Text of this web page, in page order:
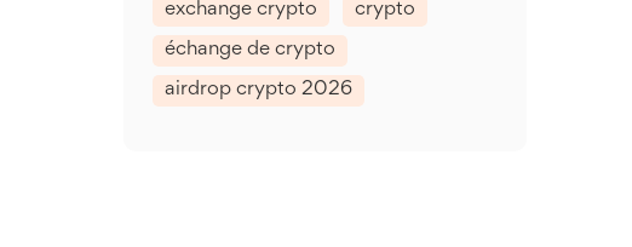
exchange crypto crypto
échange de crypto
airdrop crypto 2026